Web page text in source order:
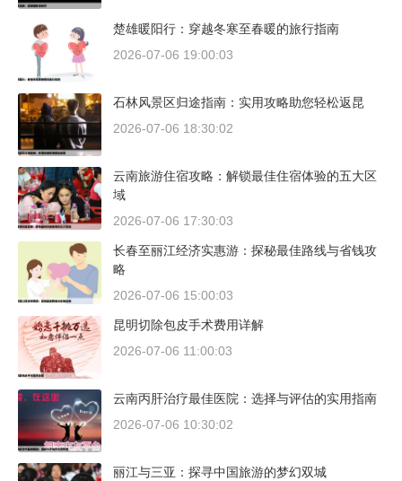
楚雄暖阳行：穿越冬寒至春暖的旅行指南
2026-07-06 19:00:03
石林风景区归途指南：实用攻略助您轻松返昆
2026-07-06 18:30:02
云南旅游住宿攻略：解锁最佳住宿体验的五大区
域
2026-07-06 17:30:03
长春至丽江经济实惠游：探秘最佳路线与省钱攻
略
2026-07-06 15:00:03
昆明切除包皮手术费用详解
2026-07-06 11:00:03
云南丙肝治疗最佳医院：选择与评估的实用指南
2026-07-06 10:30:02
丽江与三亚：探寻中国旅游的梦幻双城